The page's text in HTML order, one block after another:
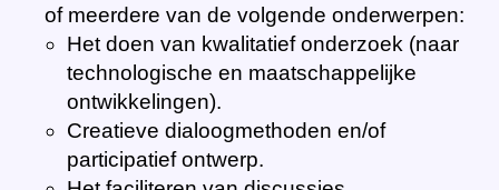
of meerdere van de volgende onderwerpen:
Het doen van kwalitatief onderzoek (naar
technologische en maatschappelijke
ontwikkelingen).
Creatieve dialoogmethoden en/of
participatief ontwerp.